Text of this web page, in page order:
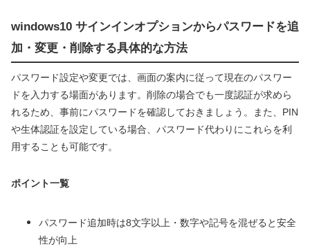
windows10 サインインオプションからパスワードを追
加・変更・削除する具体的な方法
パスワード設定や変更では、画面の案内に従って現在のパスワー
ドを入力する場面があります。削除の場合でも一度認証が求めら
れるため、事前にパスワードを確認しておきましょう。また、PIN
や生体認証を設定している場合、パスワード代わりにこれらを利
用することも可能です。
ポイント一覧
パスワード追加時は8文字以上・数字や記号を混ぜると安全
性が向上